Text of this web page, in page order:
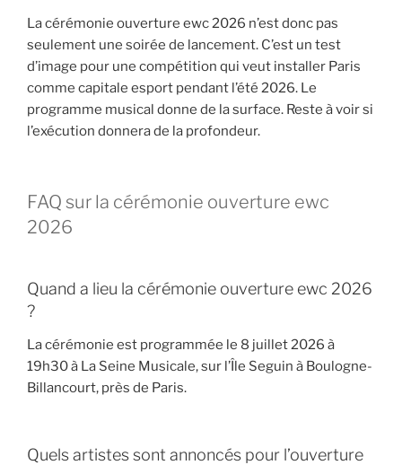
La cérémonie ouverture ewc 2026 n’est donc pas
seulement une soirée de lancement. C’est un test
d’image pour une compétition qui veut installer Paris
comme capitale esport pendant l’été 2026. Le
programme musical donne de la surface. Reste à voir si
l’exécution donnera de la profondeur.
FAQ sur la cérémonie ouverture ewc
2026
Quand a lieu la cérémonie ouverture ewc 2026
?
La cérémonie est programmée le 8 juillet 2026 à
19h30 à La Seine Musicale, sur l’Île Seguin à Boulogne-
Billancourt, près de Paris.
Quels artistes sont annoncés pour l’ouverture